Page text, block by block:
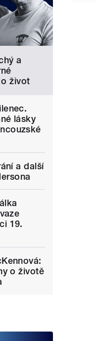
a
život
lásky
a další
19.
o životě